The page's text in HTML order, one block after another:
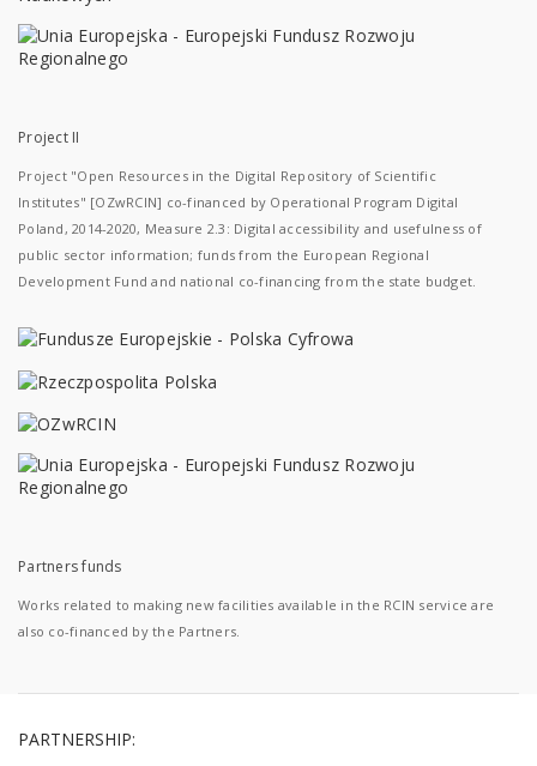
Project II
Project "Open Resources in the Digital Repository of Scientific
Institutes" [OZwRCIN] co-financed by Operational Program Digital
Poland, 2014-2020, Measure 2.3: Digital accessibility and usefulness of
public sector information; funds from the European Regional
Development Fund and national co-financing from the state budget.
Partners funds
Works related to making new facilities available in the RCIN service are
also co-financed by the Partners.
PARTNERSHIP: